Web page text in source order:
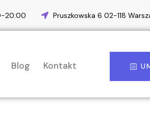
20:00 Pruszkowska 6 02-118
Blog Kontakt